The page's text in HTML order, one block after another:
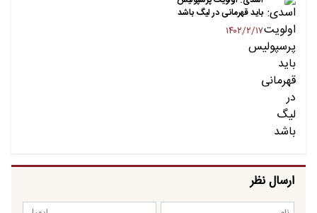
باید قهرمانی در لیگ باشد
۱۴۰۲/۲/۱۷
ارسال نظر